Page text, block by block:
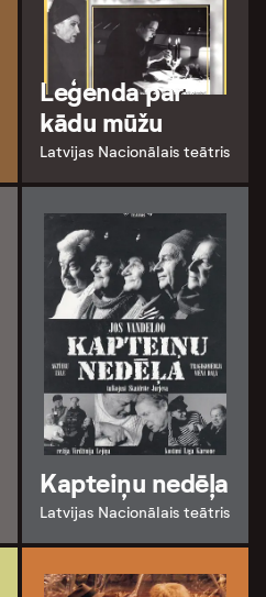
Leģenda par
kādu mūžu
Latvijas Nacionālais teātris
Kapteiņu nedēļa
Latvijas Nacionālais teātris